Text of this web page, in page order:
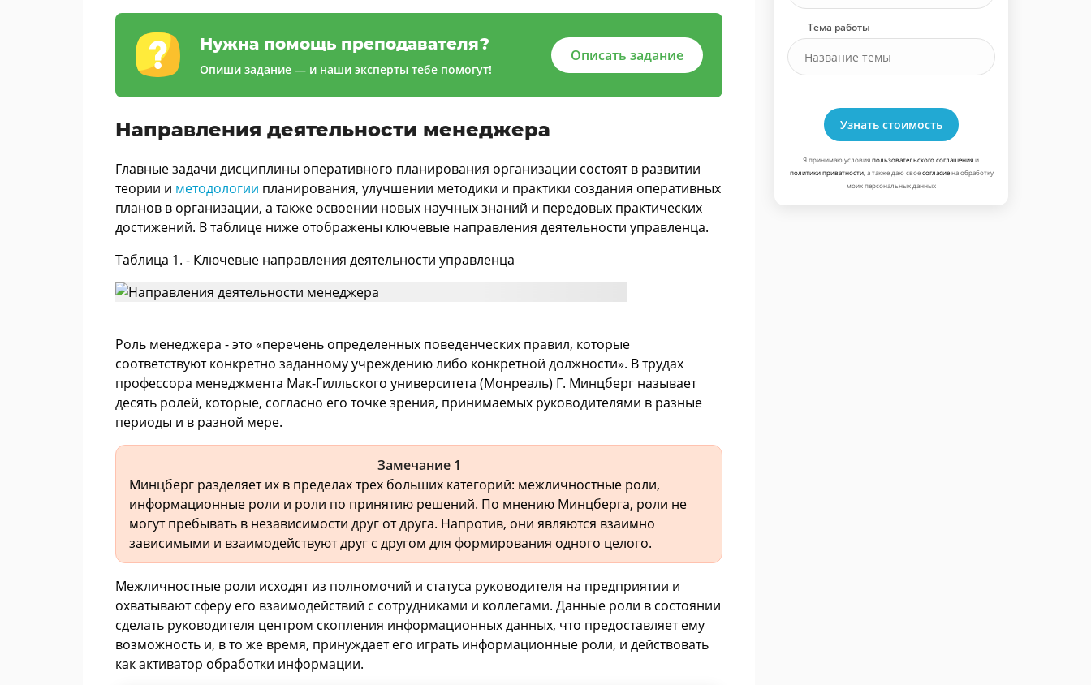
Нужна помощь преподавателя?
Опиши задание — и наши эксперты тебе помогут!
Описать задание
Направления деятельности менеджера
Главные задачи дисциплины оперативного планирования организации состоят в развитии
теории и методологии планирования, улучшении методики и практики создания оперативных
планов в организации, а также освоении новых научных знаний и передовых практических
достижений. В таблице ниже отображены ключевые направления деятельности управленца.
Таблица 1. - Ключевые направления деятельности управленца
Роль менеджера - это «перечень определенных поведенческих правил, которые
соответствуют конкретно заданному учреждению либо конкретной должности». В трудах
профессора менеджмента Мак-Гилльского университета (Монреаль) Г. Минцберг называет
десять ролей, которые, согласно его точке зрения, принимаемых руководителями в разные
периоды и в разной мере.
Замечание 1
Минцберг разделяет их в пределах трех больших категорий: межличностные роли,
информационные роли и роли по принятию решений. По мнению Минцберга, роли не
могут пребывать в независимости друг от друга. Напротив, они являются взаимно
зависимыми и взаимодействуют друг с другом для формирования одного целого.
Межличностные роли исходят из полномочий и статуса руководителя на предприятии и
охватывают сферу его взаимодействий с сотрудниками и коллегами. Данные роли в состоянии
сделать руководителя центром скопления информационных данных, что предоставляет ему
возможность и, в то же время, принуждает его играть информационные роли, и действовать
как активатор обработки информации.
Тема работы
Узнать стоимость
Я принимаю условияпользовательского соглашенияи
политики приватности, а также даю своесогласиена обработку
моих персональных данных